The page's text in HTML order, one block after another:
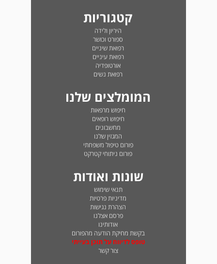
קטגוריות
היריון ולידה
ספורט וכושר
רפואת שיניים
רפואת עיניים
אורטופדיה
רפואת נשים
המומלצים שלנו
חיפוש מרפאות
חיפוש רופאים
מחשבונים
המגזין שלנו
פורום טיפול משפחתי
פורום ניתוחי קטרקט
שונות ואודות
תנאי שימוש
מדיניות פרטיות
הצהרת נגישות
פרסם אצלנו
אודותינו
בקשת מחיקת הודעה מהפורום
טופס לדיווח על תוכן בעייתי
צור קשר